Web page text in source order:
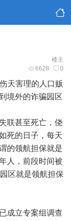
楼主
6628 0
天害理的人口贩
境外的诈骗园区
联甚至死亡，侥
死的日子，每天
的领航担保就是
人，前段时间被
区就是领航担保
成立专案组调查